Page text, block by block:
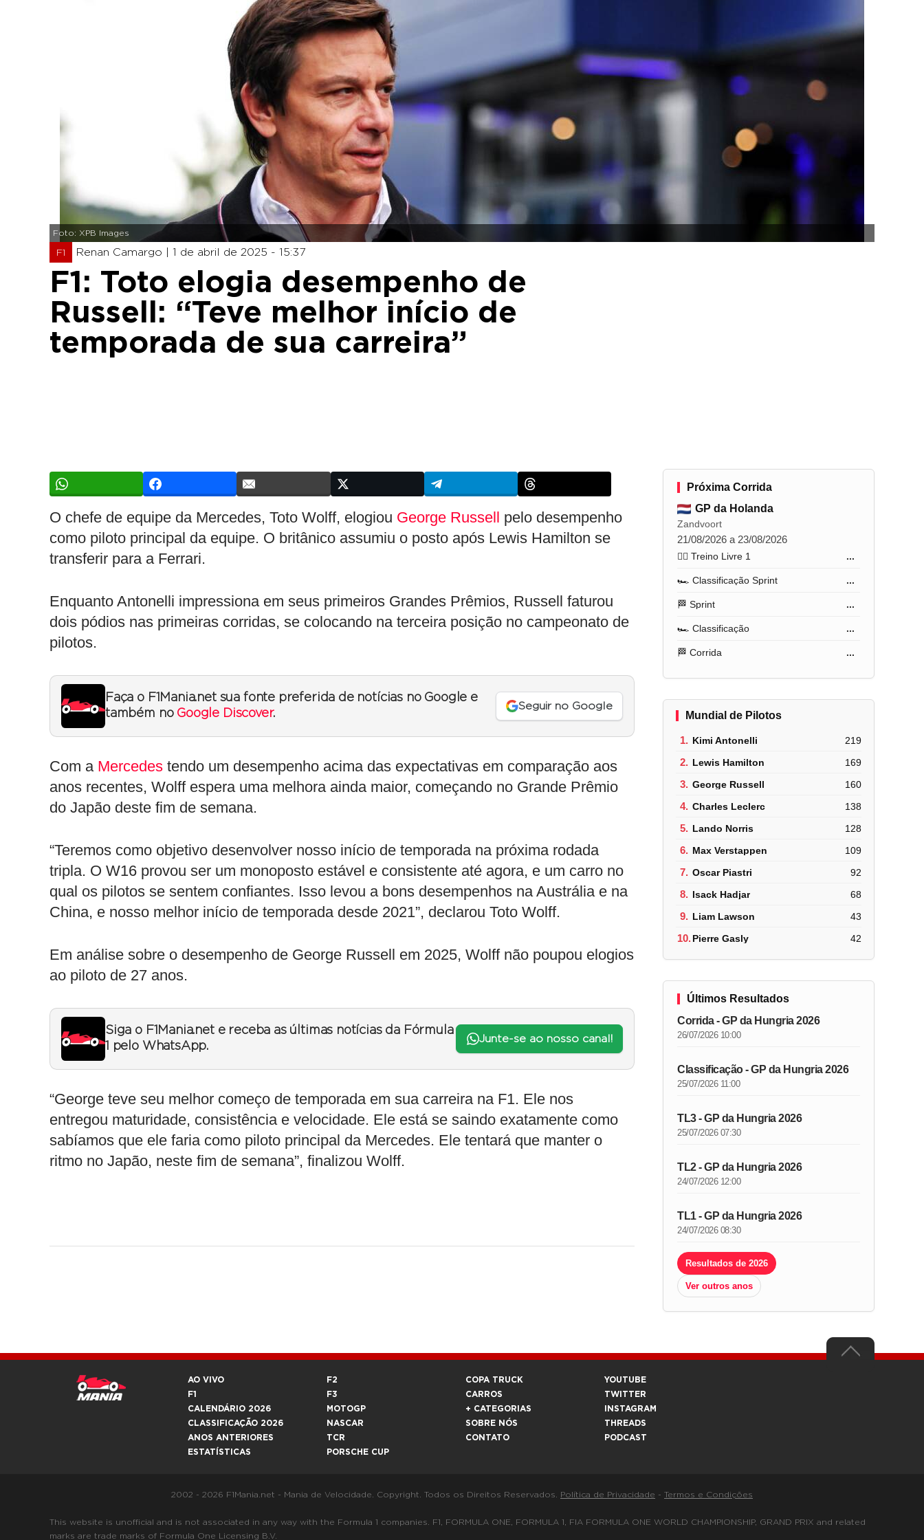
Foto: XPB Images
F1 Renan Camargo | 1 de abril de 2025 - 15:37
F1: Toto elogia desempenho de
Russell: “Teve melhor início de
temporada de sua carreira”
O chefe de equipe da Mercedes, Toto Wolff, elogiou George Russell pelo desempenho
como piloto principal da equipe. O britânico assumiu o posto após Lewis Hamilton se
transferir para a Ferrari.
Enquanto Antonelli impressiona em seus primeiros Grandes Prêmios, Russell faturou
dois pódios nas primeiras corridas, se colocando na terceira posição no campeonato de
pilotos.
Faça o F1Mania.net sua fonte preferida de notícias no Google e
também no Google Discover.
Seguir no Google
Com a Mercedes tendo um desempenho acima das expectativas em comparação aos
anos recentes, Wolff espera uma melhora ainda maior, começando no Grande Prêmio
do Japão deste fim de semana.
“Teremos como objetivo desenvolver nosso início de temporada na próxima rodada
tripla. O W16 provou ser um monoposto estável e consistente até agora, e um carro no
qual os pilotos se sentem confiantes. Isso levou a bons desempenhos na Austrália e na
China, e nosso melhor início de temporada desde 2021”, declarou Toto Wolff.
Em análise sobre o desempenho de George Russell em 2025, Wolff não poupou elogios
ao piloto de 27 anos.
Siga o F1Mania.net e receba as últimas notícias da Fórmula
1 pelo WhatsApp.
Junte-se ao nosso canal!
“George teve seu melhor começo de temporada em sua carreira na F1. Ele nos
entregou maturidade, consistência e velocidade. Ele está se saindo exatamente como
sabíamos que ele faria como piloto principal da Mercedes. Ele tentará que manter o
ritmo no Japão, neste fim de semana”, finalizou Wolff.
Próxima Corrida
GP da Holanda
Zandvoort
21/08/2026 a 23/08/2026
🏋️‍♂️ Treino Livre 1 ...
🏎️ Classificação Sprint ...
🏁 Sprint ...
🏎️ Classificação ...
🏁 Corrida ...
Mundial de Pilotos
1. Kimi Antonelli 219
2. Lewis Hamilton 169
3. George Russell 160
4. Charles Leclerc 138
5. Lando Norris 128
6. Max Verstappen 109
7. Oscar Piastri 92
8. Isack Hadjar 68
9. Liam Lawson 43
10.Pierre Gasly 42
Últimos Resultados
Corrida - GP da Hungria 2026
26/07/2026 10:00
Classificação - GP da Hungria 2026
25/07/2026 11:00
TL3 - GP da Hungria 2026
25/07/2026 07:30
TL2 - GP da Hungria 2026
24/07/2026 12:00
TL1 - GP da Hungria 2026
24/07/2026 08:30
Resultados de 2026
Ver outros anos
AO VIVO
F1
CALENDÁRIO 2026
CLASSIFICAÇÃO 2026
ANOS ANTERIORES
ESTATÍSTICAS
F2
F3
MOTOGP
NASCAR
TCR
PORSCHE CUP
COPA TRUCK
CARROS
+ CATEGORIAS
SOBRE NÓS
CONTATO
YOUTUBE
TWITTER
INSTAGRAM
THREADS
PODCAST
2002 - 2026 F1Mania.net - Mania de Velocidade. Copyright. Todos os Direitos Reservados. Política de Privacidade - Termos e Condições
This website is unofficial and is not associated in any way with the Formula 1 companies. F1, FORMULA ONE, FORMULA 1, FIA FORMULA ONE WORLD CHAMPIONSHIP, GRAND PRIX and related
marks are trade marks of Formula One Licensing B.V.